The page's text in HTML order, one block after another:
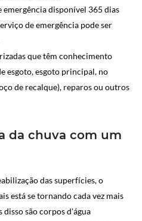
emergência disponível 365 dias
de emergência pode ser
que têm conhecimento
esgoto, esgoto principal, no
de recalque), reparos ou outros
da chuva com um
das superfícies, o
está se tornando cada vez mais
são corpos d'água